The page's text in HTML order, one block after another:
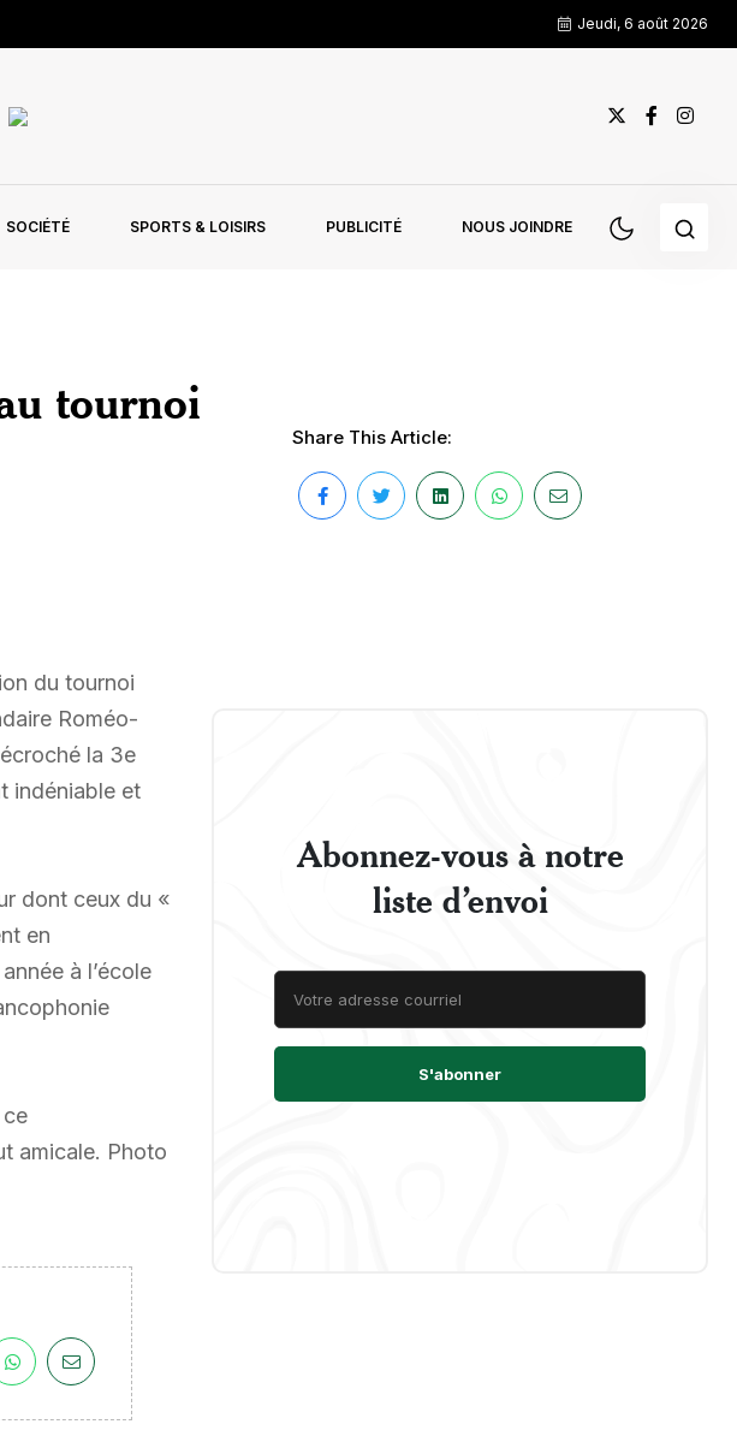
Jeudi, 6 août 2026
SOCIÉTÉ SPORTS & LOISIRS PUBLICITÉ NOUS JOINDRE
tournoi
Share This Article:
du tournoi
Roméo-
la 3e
indéniable et
dont ceux du «
en
à l’école
amicale. Photo
Abonnez-vous à notre
liste d’envoi